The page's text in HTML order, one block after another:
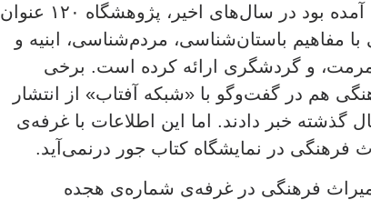
۱۳۹۳ منتشر شده.» – در خبرها آمده بود در سال‌های اخیر، پژوهشگاه ۱۲۰ عنوان
مفاهیم باستان‌شناسی، مردم‌شناسی، ابنیه و
و گردشگری ارائه کرده است. برخی
هم در گفت‌وگو با «شبکه آفتاب» از انتشار
گذشته خبر دادند. اما این اطلاعات با غرفه‌ی
فرهنگی در نمایشگاه کتاب جور درنمی‌آید.
فرهنگی در غرفه‌ی شماره‌ی هجده